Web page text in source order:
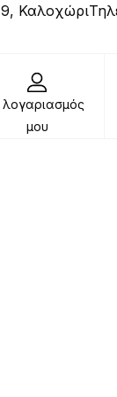
Καλοχώρι
μου